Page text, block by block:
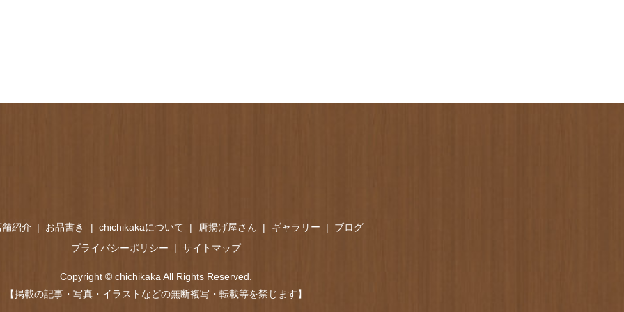
紹介 お品書き chichikakaについて 唐揚げ屋さん ギャラリー
ブログ
プライバシーポリシー
サイトマップ
Copyright © chichikaka All Rights Reserved.
【掲載の記事・写真・イラストなどの無断複写・転載等を禁じます】